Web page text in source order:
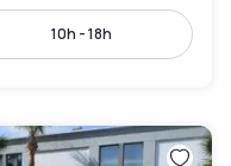
10h - 18h